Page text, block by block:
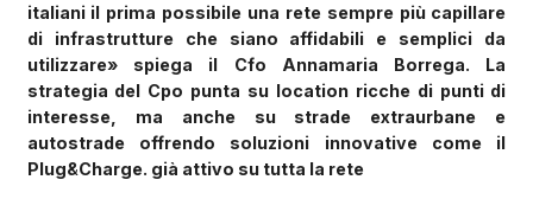
italiani il prima possibile una rete sempre più capillare
di infrastrutture che siano affidabili e semplici da
utilizzare» spiega il Cfo Annamaria Borrega. La
strategia del Cpo punta su location ricche di punti di
interesse, ma anche su strade extraurbane e
autostrade offrendo soluzioni innovative come il
Plug&Charge. già attivo su tutta la rete